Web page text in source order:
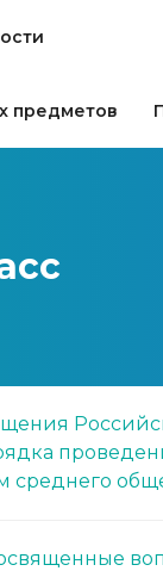
предметов